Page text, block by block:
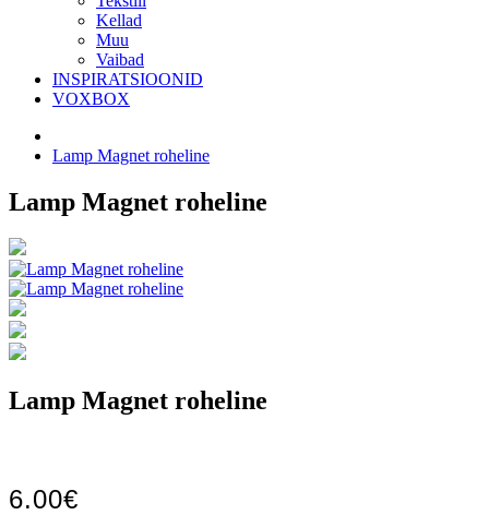
Kellad
Muu
Vaibad
INSPIRATSIOONID
VOXBOX
Lamp Magnet roheline
Lamp Magnet roheline
Lamp Magnet roheline
6.00€